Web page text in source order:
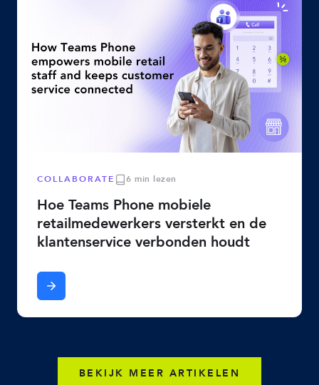
COLLABORATE 6 min lezen
Hoe Teams Phone mobiele
retailmedewerkers versterkt en de
klantenservice verbonden houdt
BEKIJK MEER ARTIKELEN